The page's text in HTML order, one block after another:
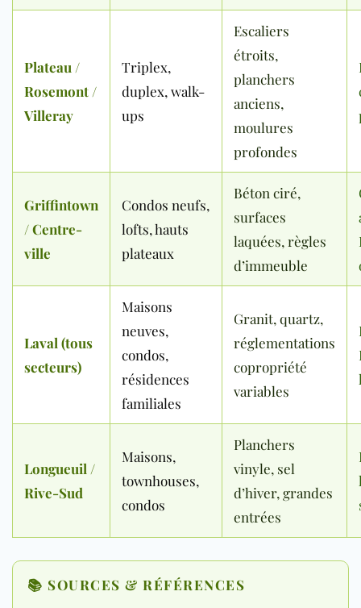
Plateau /
Rosemont /
Villeray
Triplex,
duplex, walk-
ups
Escaliers
étroits,
planchers
anciens,
moulures
profondes
Griffintown
/ Centre-
ville
Condos neufs,
lofts, hauts
plateaux
Béton ciré,
surfaces
laquées, règles
d’immeuble
Laval (tous
secteurs)
Maisons
neuves,
condos,
résidences
familiales
Granit, quartz,
réglementations
copropriété
variables
Longueuil /
Rive-Sud
Maisons,
townhouses,
condos
Planchers
vinyle, sel
d’hiver, grandes
entrées
📚 SOURCES & RÉFÉRENCES